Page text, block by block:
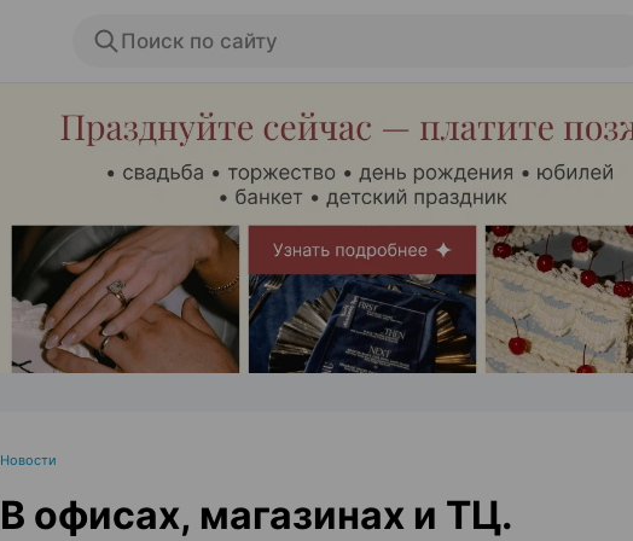
Поиск по сайту
ЭФФЕКТИВНАЯ РЕКЛАМА НА САЙТЕ
Новости
В офисах, магазинах и ТЦ.